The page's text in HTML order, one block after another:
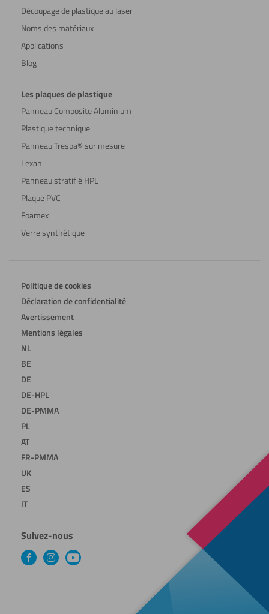
Découpage de plastique au laser
Noms des matériaux
Applications
Blog
Les plaques de plastique
Panneau Composite Aluminium
Plastique technique
Panneau Trespa® sur mesure
Lexan
Panneau stratifié HPL
Plaque PVC
Foamex
Verre synthétique
Politique de cookies
Déclaration de confidentialité
Avertissement
Mentions légales
NL
BE
DE
DE-HPL
DE-PMMA
PL
AT
FR-PMMA
UK
ES
IT
Suivez-nous
FacebookInstagramYouTube